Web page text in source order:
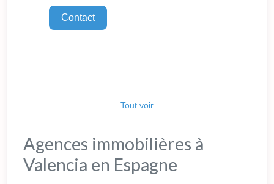
Valencia complète, avec une
vaste expérience dans le
Contact
Tout voir
Agences immobilières à
Valencia en Espagne